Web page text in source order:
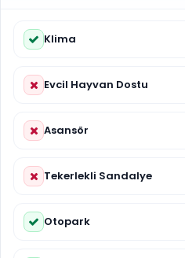
Klima
Evcil Hayvan Dostu
Asansör
Tekerlekli Sandalye
Otopark